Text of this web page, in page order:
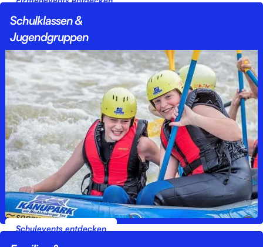
Schulklassen &
Jugendgruppen
Schulevents entdecken